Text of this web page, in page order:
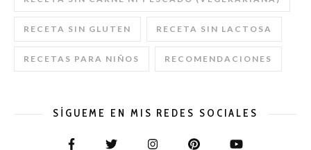
RECETA SIN GLUTEN RECETA SIN LACTOSA
RECETAS PARA NIÑOS RECOMENDACIONES
SÍGUEME EN MIS REDES SOCIALES